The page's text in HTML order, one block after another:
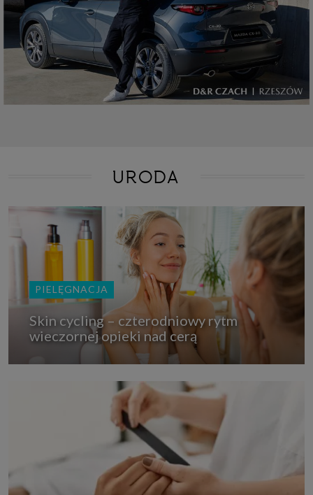
URODA
PIELĘGNACJA
Skin cycling – czterodniowy rytm
wieczornej opieki nad cerą